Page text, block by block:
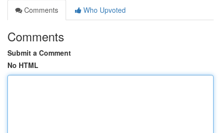
Comments
Who Upvoted
Comments
Submit a Comment
No HTML